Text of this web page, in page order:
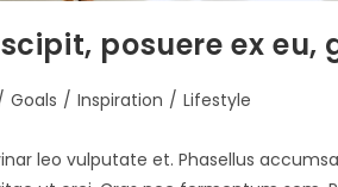
posuere ex eu,
Goals / Inspiration / Lifestyle
leo vulputate et. Phasellus